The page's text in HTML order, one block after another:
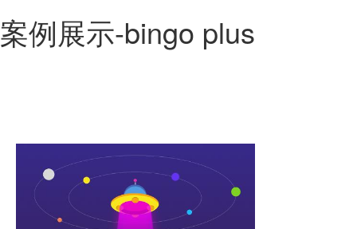
案例展示-bingo plus